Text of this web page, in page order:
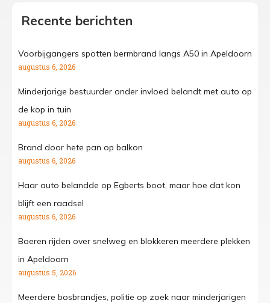
Recente berichten
Voorbijgangers spotten bermbrand langs A50 in Apeldoorn
augustus 6, 2026
Minderjarige bestuurder onder invloed belandt met auto op
de kop in tuin
augustus 6, 2026
Brand door hete pan op balkon
augustus 6, 2026
Haar auto belandde op Egberts boot, maar hoe dat kon
blijft een raadsel
augustus 6, 2026
Boeren rijden over snelweg en blokkeren meerdere plekken
in Apeldoorn
augustus 5, 2026
Meerdere bosbrandjes, politie op zoek naar minderjarigen